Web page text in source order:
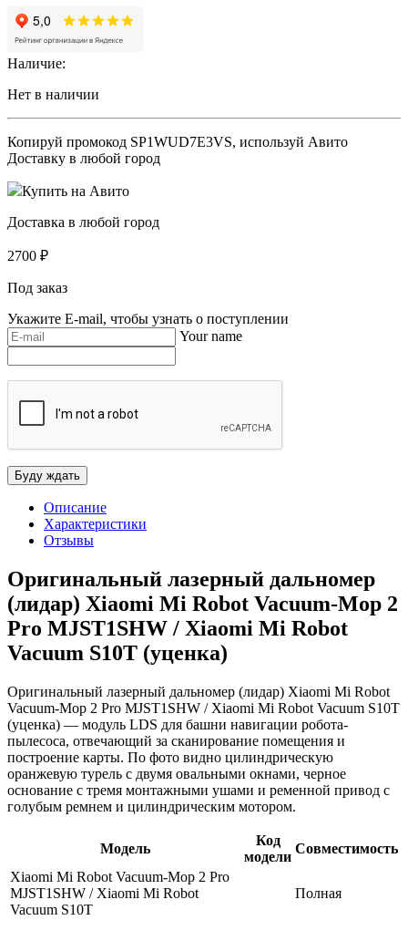
Наличие:
Нет в наличии
Копируй промокод SP1WUD7E3VS, используй Авито
Доставку в любой город
Купить на Авито
Доставка в любой город
2700 ₽
Под заказ
Укажите E-mail, чтобы узнать о поступлении
Your name
Описание
Характеристики
Отзывы
Оригинальный лазерный дальномер
(лидар) Xiaomi Mi Robot Vacuum-Mop 2
Pro MJST1SHW / Xiaomi Mi Robot
Vacuum S10T (уценка)
Оригинальный лазерный дальномер (лидар) Xiaomi Mi Robot
Vacuum-Mop 2 Pro MJST1SHW / Xiaomi Mi Robot Vacuum S10T
(уценка) — модуль LDS для башни навигации робота-
пылесоса, отвечающий за сканирование помещения и
построение карты. По фото видно цилиндрическую
оранжевую турель с двумя овальными окнами, черное
основание с тремя монтажными ушами и ременной привод с
голубым ремнем и цилиндрическим мотором.
Модель
Код
модели
Совместимость
Xiaomi Mi Robot Vacuum-Mop 2 Pro
MJST1SHW / Xiaomi Mi Robot
Vacuum S10T
Полная